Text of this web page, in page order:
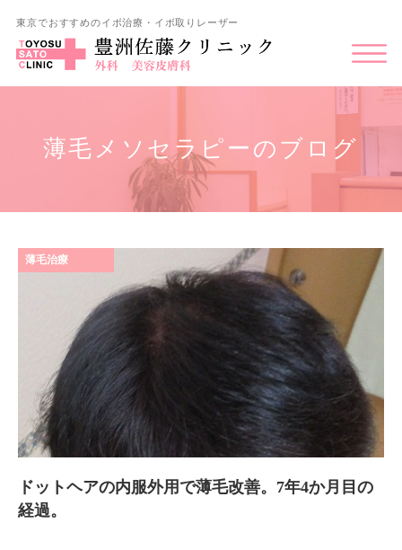
東京でおすすめのイボ治療・イボ取りレーザー
薄毛メソセラピーのブログ
薄毛治療
ドットヘアの内服外用で薄毛改善。7年4か月目の
経過。